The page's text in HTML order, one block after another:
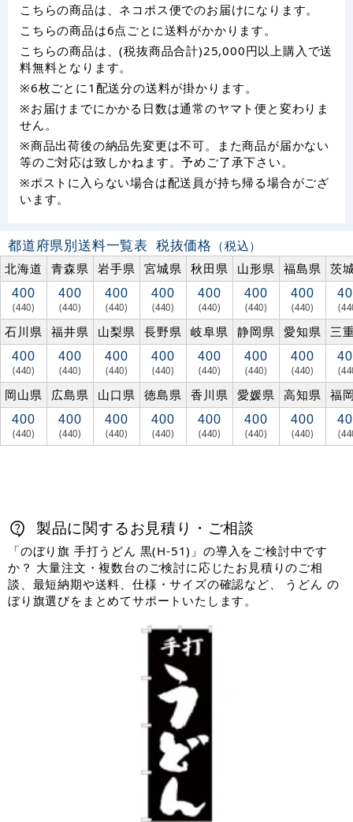
こちらの商品は、ネコポス便でのお届けになります。
こちらの商品は6点ごとに送料がかかります。
こちらの商品は、(税抜商品合計)25,000円以上購入で送
料無料となります。
※6枚ごとに1配送分の送料が掛かります。
※お届けまでにかかる日数は通常のヤマト便と変わりま
せん。
※商品出荷後の納品先変更は不可。また商品が届かない
等のご対応は致しかねます。予めご了承下さい。
※ポストに入らない場合は配送員が持ち帰る場合がござ
います。
都道府県別送料一覧表 税抜価格 （税込）
北海道
青森県 岩手県 宮城県 秋田県 山形県 福島県 茨
400
(440)
400
(440)
400
(440)
400
(440)
400
(440)
400
(440)
400
(440)
石川県 福井県 山梨県 長野県 岐阜県 静岡県 愛知県 三
400
(440)
400
(440)
400
(440)
400
(440)
400
(440)
400
(440)
400
(440)
岡山県 広島県 山口県 徳島県 香川県 愛媛県 高知県 福
400
(440)
400
(440)
400
(440)
400
(440)
400
(440)
400
(440)
400
(440)
製品に関するお見積り・ご相談
「のぼり旗 手打うどん 黒(H-51)」の導入をご検討中です
か？ 大量注文・複数台のご検討に応じたお見積りのご相
談、最短納期や送料、仕様・サイズの確認など、 うどん の
ぼり旗選びをまとめてサポートいたします。